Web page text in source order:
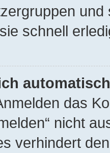
schnell
das
nicht
verhindert